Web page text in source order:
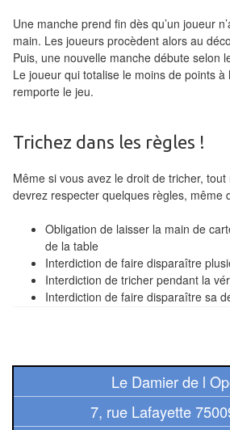
Pour
les
experts
En
2
Joueurs
Ambiance
Coopératif
Game
Une manche prend fin dès qu’un joueur
main. Les joueurs procèdent alors au
Puis, une nouvelle manche débute selon
Le joueur qui totalise le moins de points à
remporte le jeu.
Trichez dans les règles !
Même si vous avez le droit de tricher, tout
devrez respecter quelques règles, même
Obligation de laisser la main de
de la table
Interdiction de faire disparaître
Interdiction de tricher pendant la
Interdiction de faire disparaître sa
Le Damier de l
7, rue Lafayette